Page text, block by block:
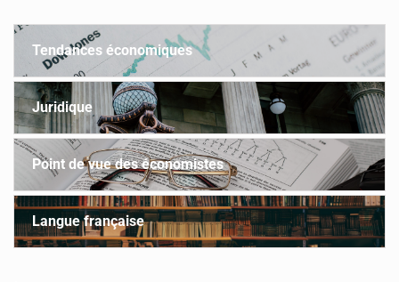
Tendances économiques
Juridique
Point de vue des économistes
Langue française